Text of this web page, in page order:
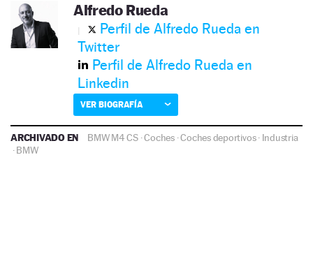
Alfredo Rueda
Perfil de Alfredo Rueda en
Twitter
Perfil de Alfredo Rueda en
Linkedin
VER BIOGRAFÍA
ARCHIVADO EN BMW M4 CS·Coches·Coches deportivos· Industria
·BMW